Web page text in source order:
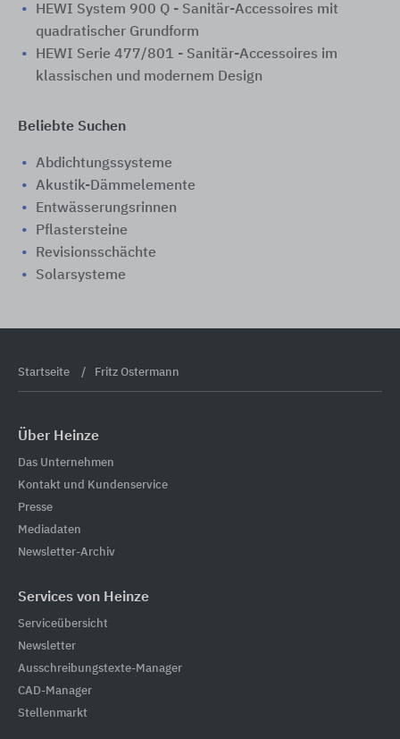
HEWI System 900 Q - Sanitär-Accessoires mit
quadratischer Grundform
HEWI Serie 477/801 - Sanitär-Accessoires im
klassischen und modernem Design
Beliebte Suchen
Abdichtungssysteme
Akustik-Dämmelemente
Entwässerungsrinnen
Pflastersteine
Revisionsschächte
Solarsysteme
Startseite Fritz Ostermann
Über Heinze
Das Unternehmen
Kontakt und Kundenservice
Presse
Mediadaten
Newsletter-Archiv
Services von Heinze
Serviceübersicht
Newsletter
Ausschreibungstexte-Manager
CAD-Manager
Stellenmarkt